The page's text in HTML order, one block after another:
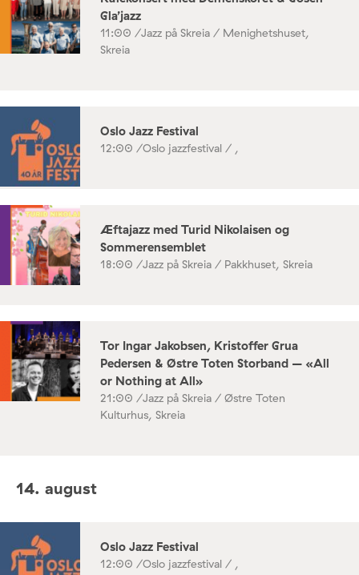
Gla’jazz
11:00 /Jazz på Skreia / Menighetshuset,
Skreia
Oslo Jazz Festival
12:00 /Oslo jazzfestival / ,
Æftajazz med Turid Nikolaisen og
Sommerensemblet
18:00 /Jazz på Skreia / Pakkhuset, Skreia
Tor Ingar Jakobsen, Kristoffer Grua
Pedersen & Østre Toten Storband – «All
or Nothing at All»
21:00 /Jazz på Skreia / Østre Toten
Kulturhus, Skreia
14. august
Oslo Jazz Festival
12:00 /Oslo jazzfestival / ,